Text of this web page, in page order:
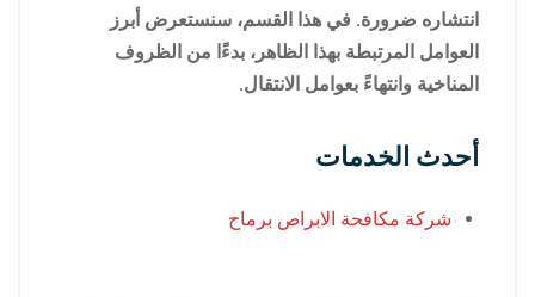
انتشاره ضرورة. في هذا القسم، سنستعرض أبرز
العوامل المرتبطة بهذا الظاهر، بدءًا من الظروف
المناخية وانتهاءً بعوامل الانتقال.
أحدث الخدمات
شركة مكافحة الابراص برماح